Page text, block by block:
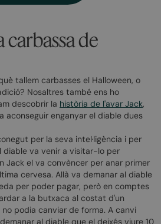
carbassa de
tallem carbasses el Halloween, o
Nosaltres també ens ho
descobrir la història de l'avar Jack,
aconseguir enganyar el diable dues
per la seva intel·ligència i per
diable va venir a visitar-lo per
Jack el va convèncer per anar primer
cervesa. Allà va demanar al diable
per poder pagar, però en comptes
a la butxaca al costat d'un
podia canviar de forma. A canvi
al diable que el deixés viure 10